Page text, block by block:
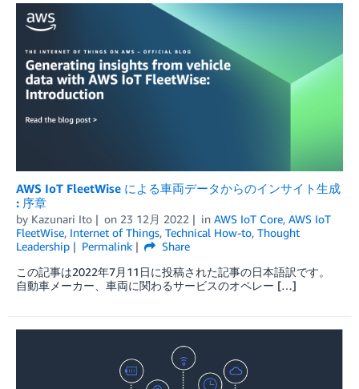
AWS IoT FleetWise による車両データからのインサイト生成
: 序章
by Kazunari Ito on 23 12月 2022 in AWS IoT Core, AWS IoT
FleetWise, Internet of Things, Technical How-to, Thought
Leadership
Permalink
Share
この記事は2022年7月11日に投稿された記事の日本語訳です。
自動車メーカー、車両に関わるサービスのオペレー […]